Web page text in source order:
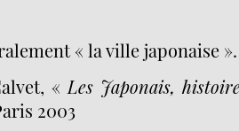
« la ville japonaise ».
« Les Japonais,
2003